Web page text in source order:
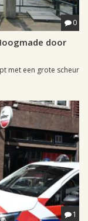
0
door
met een grote scheur
1